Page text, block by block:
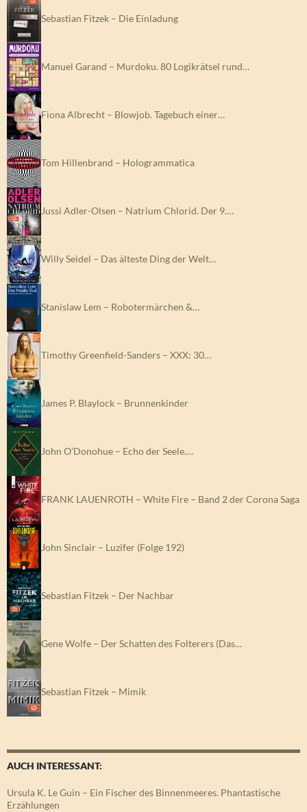
Sebastian Fitzek – Die Einladung
Manuel Garand – Murdoku. 80 Logikrätsel rund…
Fiona Albrecht – Blowjob. Tagebuch einer…
Tom Hillenbrand – Hologrammatica
Jussi Adler-Olsen – Natrium Chlorid. Der 9.…
Willy Seidel – Das älteste Ding der Welt…
Stanislaw Lem – Robotermärchen &…
Timothy Greenfield-Sanders – XXX: 30…
James P. Blaylock – Brunnenkinder
John O’Donohue – Echo der Seele.…
FRANK LAUENROTH – White Fire – Band 2 der Corona Saga
John Sinclair – Luzifer (Folge 192)
Sebastian Fitzek – Der Nachbar
Gene Wolfe – Der Schatten des Folterers (Das…
Sebastian Fitzek – Mimik
AUCH INTERESSANT:
Ursula K. Le Guin – Ein Fischer des Binnenmeeres. Phantastische
Erzählungen